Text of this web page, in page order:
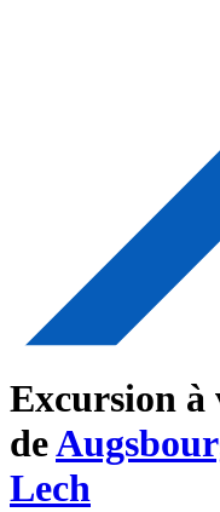
Excursion à
de
Lech